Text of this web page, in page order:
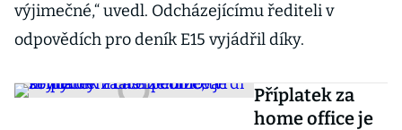
výjimečné,“ uvedl. Odcházejícímu řediteli v
odpovědích pro deník E15 vyjádřil díky.
Příplatek za
home office je